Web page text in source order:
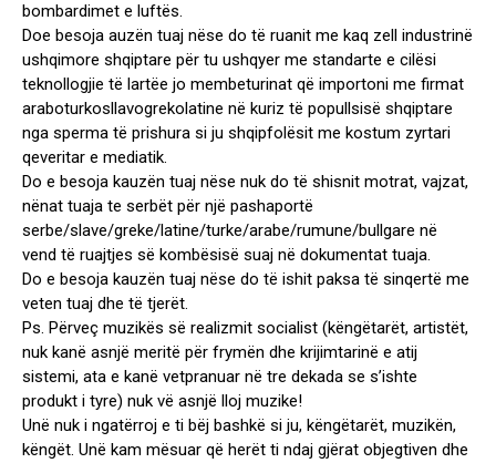
bombardimet e luftës.
Doe besoja auzën tuaj nëse do të ruanit me kaq zell industrinë
ushqimore shqiptare për tu ushqyer me standarte e cilësi
teknollogjie të lartëe jo membeturinat që importoni me firmat
araboturkosllavogrekolatine në kuriz të popullsisë shqiptare
nga sperma të prishura si ju shqipfolësit me kostum zyrtari
qeveritar e mediatik.
Do e besoja kauzën tuaj nëse nuk do të shisnit motrat, vajzat,
nënat tuaja te serbët për një pashaportë
serbe/slave/greke/latine/turke/arabe/rumune/bullgare në
vend të ruajtjes së kombësisë suaj në dokumentat tuaja.
Do e besoja kauzën tuaj nëse do të ishit paksa të sinqertë me
veten tuaj dhe të tjerët.
Ps. Përveç muzikës së realizmit socialist (këngëtarët, artistët,
nuk kanë asnjë meritë për frymën dhe krijimtarinë e atij
sistemi, ata e kanë vetpranuar në tre dekada se s’ishte
produkt i tyre) nuk vë asnjë lloj muzike!
Unë nuk i ngatërroj e ti bëj bashkë si ju, këngëtarët, muzikën,
këngët. Unë kam mësuar që herët ti ndaj gjërat objegtiven dhe